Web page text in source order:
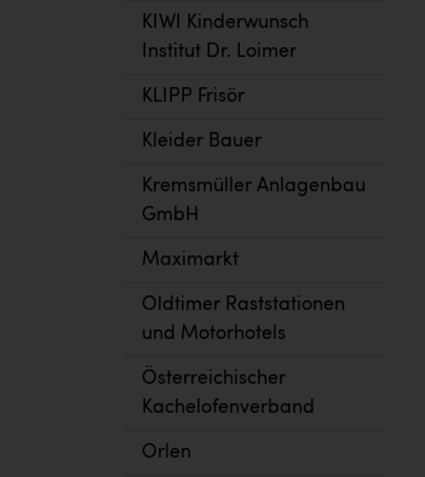
KIWI Kinderwunsch
Institut Dr. Loimer
KLIPP Frisör
Kleider Bauer
Kremsmüller Anlagenbau
GmbH
Maximarkt
Oldtimer Raststationen
und Motorhotels
Österreichischer
Kachelofenverband
Orlen